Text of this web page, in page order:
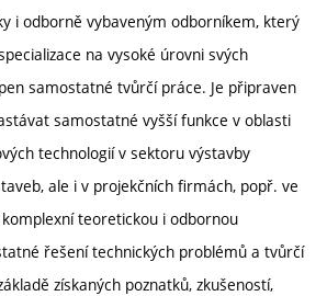
i odborně vybaveným odborníkem, který
na vysoké úrovni svých
samostatné tvůrčí práce. Je připraven
samostatné vyšší funkce v oblasti
technologií v sektoru výstavby
ale i v projekčních firmách, popř. ve
teoretickou i odbornou
řešení technických problémů a tvůrčí
získaných poznatků, zkušeností,